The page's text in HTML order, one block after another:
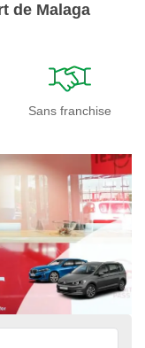
de Malaga
Sans franchise